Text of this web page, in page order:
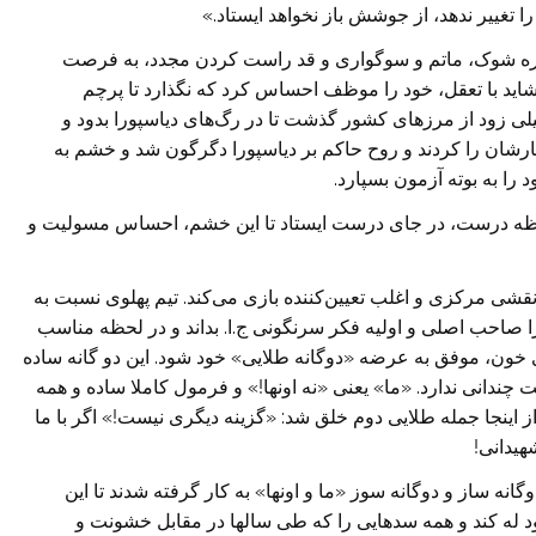
تغییر ندهد، از جوشش باز نخواهد ایستاد.»
شوک، ماتم و سوگواری و قد راست کردن مجدد، به فرصت
با تعقل، خود را موظف احساس کرد که نگذارد تا پرچم
زود از مرز‌های کشور گذشت تا در رگ‌های دیاسپورا بدود و
را کردند و روح حاکم بر دیاسپورا دگرگون شد و خشم به
به بوته آزمون بسپارد.
درست، در جای درست ایستاد تا این خشم، احساس مسولیت و
نقشی مرکزی و اغلب تعیین‌کننده بازی می‌کند. تیم پهلوی نسبت به
صاحب اصلی و اولیه فکر سرنگونی ج.ا. بداند و در لحظه مناسب
شدن رودخانه‌های خون، موفق به عرضه «دوگانه طلایی» خود شود. این دو گانه ساده
ندارد. «ما» یعنی «نه اونها!» و فرمول کاملا ساده و همه
اینجا جمله طلایی دوم خلق شد: «گزینه دیگری نیست!» اگر با ما
ساز و دوگانه سوز «ما و اونها» به کار گرفته شدند تا این
له کند و همه سد‌هایی را که طی سالها در مقابل خشونت و